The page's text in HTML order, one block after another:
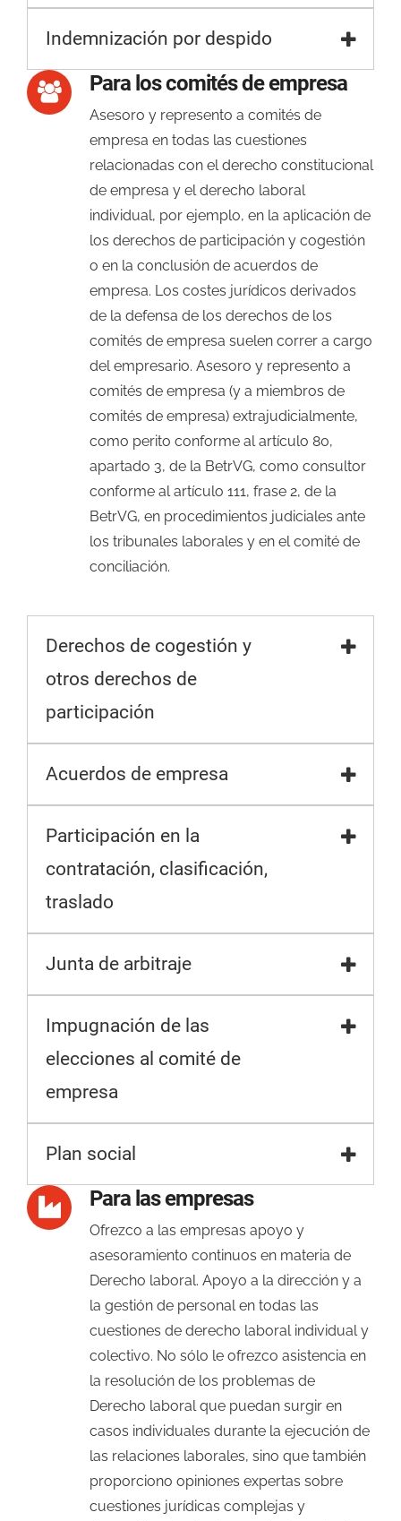
Indemnización por despido
Para los comités de empresa
Asesoro y represento a comités de
empresa en todas las cuestiones
relacionadas con el derecho constitucional
de empresa y el derecho laboral
individual, por ejemplo, en la aplicación de
los derechos de participación y cogestión
o en la conclusión de acuerdos de
empresa. Los costes jurídicos derivados
de la defensa de los derechos de los
comités de empresa suelen correr a cargo
del empresario. Asesoro y represento a
comités de empresa (y a miembros de
comités de empresa) extrajudicialmente,
como perito conforme al artículo 80,
apartado 3, de la BetrVG, como consultor
conforme al artículo 111, frase 2, de la
BetrVG, en procedimientos judiciales ante
los tribunales laborales y en el comité de
conciliación.
Derechos de cogestión y
otros derechos de
participación
Acuerdos de empresa
Participación en la
contratación, clasificación,
traslado
Junta de arbitraje
Impugnación de las
elecciones al comité de
empresa
Plan social
Para las empresas
Ofrezco a las empresas apoyo y
asesoramiento continuos en materia de
Derecho laboral. Apoyo a la dirección y a
la gestión de personal en todas las
cuestiones de derecho laboral individual y
colectivo. No sólo le ofrezco asistencia en
la resolución de los problemas de
Derecho laboral que puedan surgir en
casos individuales durante la ejecución de
las relaciones laborales, sino que también
proporciono opiniones expertas sobre
cuestiones jurídicas complejas y